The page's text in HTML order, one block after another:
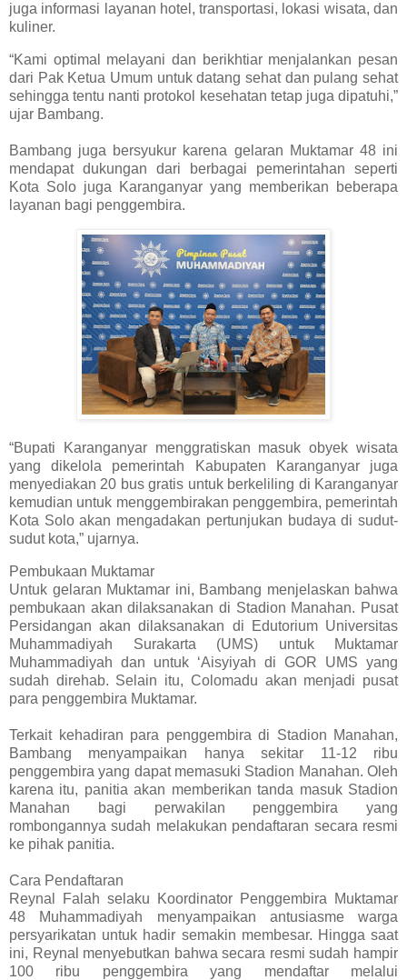
juga informasi layanan hotel, transportasi, lokasi wisata, dan
kuliner.
“Kami optimal melayani dan berikhtiar menjalankan pesan
dari Pak Ketua Umum untuk datang sehat dan pulang sehat
sehingga tentu nanti protokol kesehatan tetap juga dipatuhi,”
ujar Bambang.
Bambang juga bersyukur karena gelaran Muktamar 48 ini
mendapat dukungan dari berbagai pemerintahan seperti
Kota Solo juga Karanganyar yang memberikan beberapa
layanan bagi penggembira.
“Bupati Karanganyar menggratiskan masuk obyek wisata
yang dikelola pemerintah Kabupaten Karanganyar juga
menyediakan 20 bus gratis untuk berkeliling di Karanganyar
kemudian untuk menggembirakan penggembira, pemerintah
Kota Solo akan mengadakan pertunjukan budaya di sudut-
sudut kota,” ujarnya.
Pembukaan Muktamar
Untuk gelaran Muktamar ini, Bambang menjelaskan bahwa
pembukaan akan dilaksanakan di Stadion Manahan. Pusat
Persidangan akan dilaksanakan di Edutorium Universitas
Muhammadiyah Surakarta (UMS) untuk Muktamar
Muhammadiyah dan untuk ‘Aisyiyah di GOR UMS yang
sudah direhab. Selain itu, Colomadu akan menjadi pusat
para penggembira Muktamar.
Terkait kehadiran para penggembira di Stadion Manahan,
Bambang menyampaikan hanya sekitar 11-12 ribu
penggembira yang dapat memasuki Stadion Manahan. Oleh
karena itu, panitia akan memberikan tanda masuk Stadion
Manahan bagi perwakilan penggembira yang
rombongannya sudah melakukan pendaftaran secara resmi
ke pihak panitia.
Cara Pendaftaran
Reynal Falah selaku Koordinator Penggembira Muktamar
48 Muhammadiyah menyampaikan antusiasme warga
persyarikatan untuk hadir semakin membesar. Hingga saat
ini, Reynal menyebutkan bahwa secara resmi sudah hampir
100 ribu penggembira yang mendaftar melalui